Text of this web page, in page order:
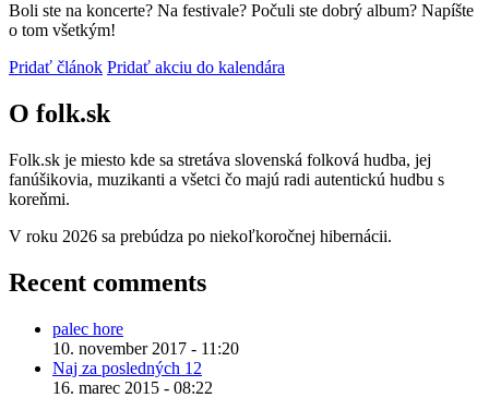
Boli ste na koncerte? Na festivale? Počuli ste dobrý album? Napíšte
o tom všetkým!
Pridať článok Pridať akciu do kalendára
O folk.sk
Folk.sk je miesto kde sa stretáva slovenská folková hudba, jej
fanúšikovia, muzikanti a všetci čo majú radi autentickú hudbu s
koreňmi.
V roku 2026 sa prebúdza po niekoľkoročnej hibernácii.
Recent comments
palec hore
10. november 2017 - 11:20
Naj za posledných 12
16. marec 2015 - 08:22